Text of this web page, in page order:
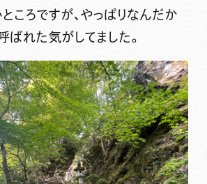
ころですが、やっぱりなんだか
ばれた気がしてました。